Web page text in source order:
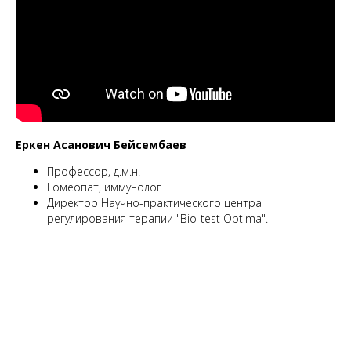
Еркен Асанович Бейсембаев
Профессор, д.м.н.
Гомеопат, иммунолог
Директор Научно-практического центра
регулирования терапии "Bio-test Optima".